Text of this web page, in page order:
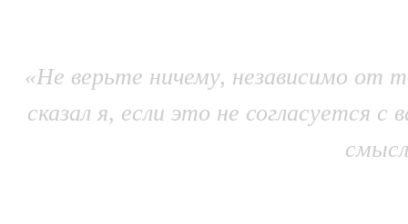
«Не верьте ничему, независимо от
сказал я, если это не согласуется